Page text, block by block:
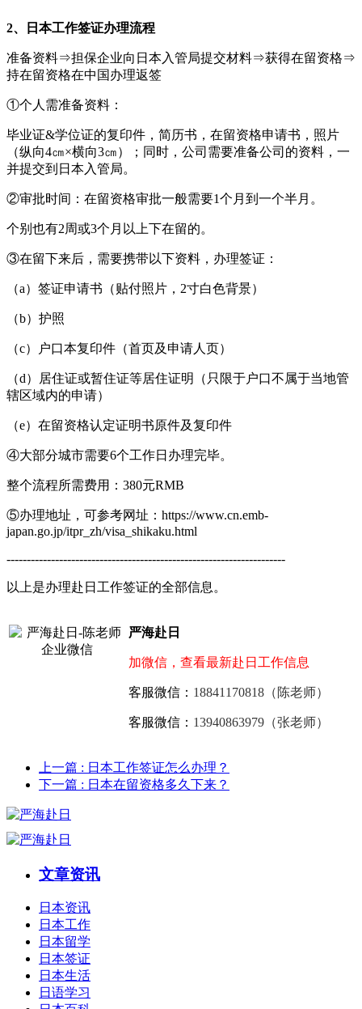
2、日本工作签证办理流程
准备资料⇒担保企业向日本入管局提交材料⇒获得在留资格⇒
持在留资格在中国办理返签
①个人需准备资料：
毕业证&学位证的复印件，简历书，在留资格申请书，照片
（纵向4㎝×横向3㎝）；同时，公司需要准备公司的资料，一
并提交到日本入管局。
②审批时间：在留资格审批一般需要1个月到一个半月。
个别也有2周或3个月以上下在留的。
③在留下来后，需要携带以下资料，办理签证：
（a）签证申请书（贴付照片，2寸白色背景）
（b）护照
（c）户口本复印件（首页及申请人页）
（d）居住证或暂住证等居住证明（只限于户口不属于当地管
辖区域内的申请）
（e）在留资格认定证明书原件及复印件
④大部分城市需要6个工作日办理完毕。
整个流程所需费用：380元RMB
⑤办理地址，可参考网址：https://www.cn.emb-
japan.go.jp/itpr_zh/visa_shikaku.html
---------------------------------------------------------------------
以上是办理赴日工作签证的全部信息。
严海赴日
加微信，查看最新赴日工作信息
客服微信： 18841170818（陈老师）
客服微信： 13940863979（张老师）
上一篇 : 日本工作签证怎么办理？
下一篇 : 日本在留资格多久下来？
文章资讯
日本资讯
日本工作
日本留学
日本签证
日本生活
日语学习